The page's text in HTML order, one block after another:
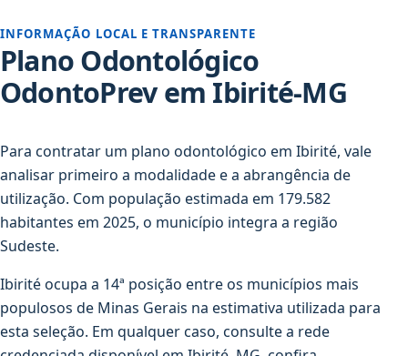
INFORMAÇÃO LOCAL E TRANSPARENTE
Plano Odontológico
OdontoPrev em Ibirité-MG
Para contratar um plano odontológico em Ibirité, vale
analisar primeiro a modalidade e a abrangência de
utilização. Com população estimada em 179.582
habitantes em 2025, o município integra a região
Sudeste.
Ibirité ocupa a 14ª posição entre os municípios mais
populosos de Minas Gerais na estimativa utilizada para
esta seleção. Em qualquer caso, consulte a rede